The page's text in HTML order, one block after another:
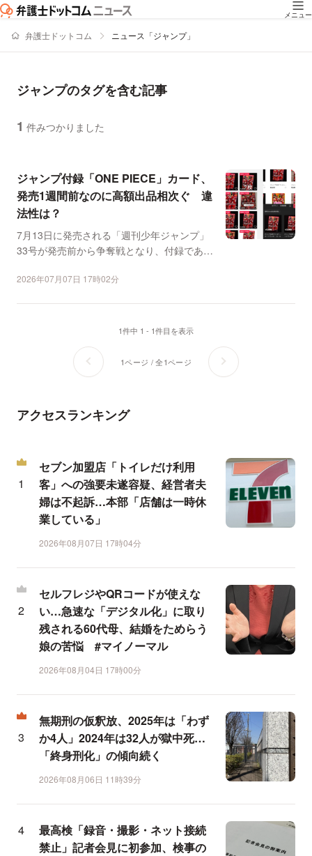
メニュー
弁護士ドットコム ニュース「ジャンプ」
ジャンプのタグを含む記事
1 件みつかりました
ジャンプ付録「ONE PIECE」カード、
発売1週間前なのに高額出品相次ぐ 違
法性は？
7月13日に発売される「週刊少年ジャンプ」
33号が発売前から争奪戦となり、付録である
2026年07月07日 17時02分
1件中 1 - 1件目を表示
1ページ / 全1ページ
アクセスランキング
セブン加盟店「トイレだけ利用
客」への強要未遂容疑、経営者夫
婦は不起訴…本部「店舗は一時休
業している」
2026年08月07日 17時04分
セルフレジやQRコードが使えな
い…急速な「デジタル化」に取り
残される60代母、結婚をためらう
娘の苦悩 #マイノーマル
2026年08月04日 17時00分
無期刑の仮釈放、2025年は「わず
か4人」2024年は32人が獄中死…
「終身刑化」の傾向続く
2026年08月06日 11時39分
最高検「録音・撮影・ネット接続
禁止」記者会見に初参加、検事の